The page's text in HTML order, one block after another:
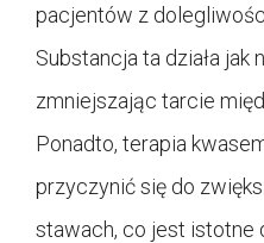
pacjentów z
Substancja ta działa jak
zmniejszając tarcie
Ponadto, terapia
przyczynić się do
stawach, co jest istotne